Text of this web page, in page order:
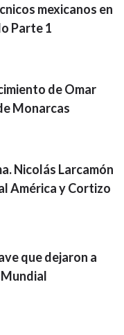
mexicanos en
Parte 1
de Omar
Monarcas
Nicolás Larcamón
América y Cortizo
que dejaron a